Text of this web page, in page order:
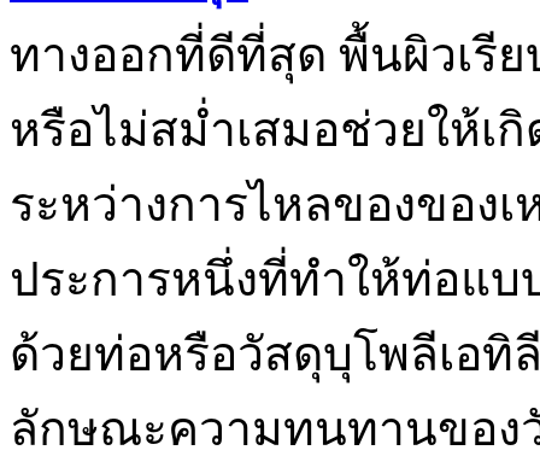
ทางออกที่ดีที่สุด พื้นผิวเรี
หรือไม่สม่ำเสมอช่วยให้
ระหว่างการไหลของของ
ประการหนึ่งที่ทำให้ท่อแ
ด้วยท่อหรือวัสดุบุโพลีเอ
ลักษณะความทนทานของ